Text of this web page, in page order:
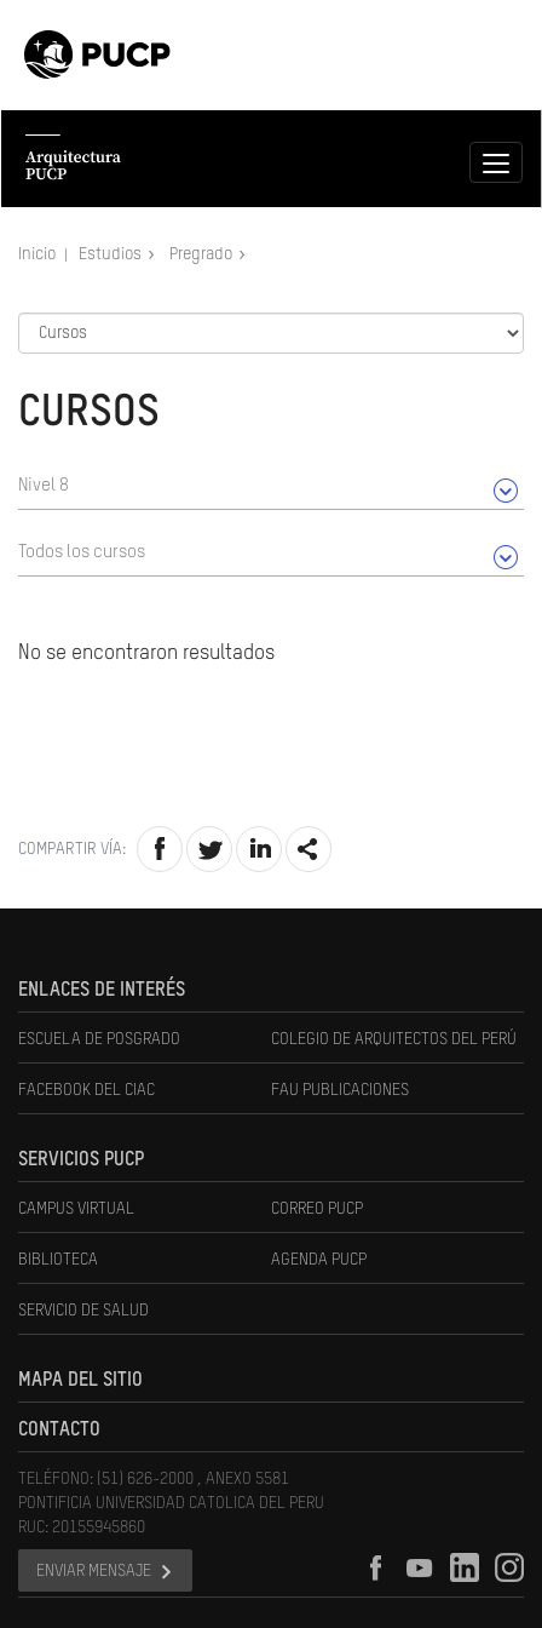
Inicio Estudios Pregrado
CURSOS
Nivel 8
Todos los cursos
No se encontraron resultados
COMPARTIR VÍA:
ENLACES DE INTERÉS
ESCUELA DE POSGRADO COLEGIO DE ARQUITECTOS DEL PERÚ
FACEBOOK DEL CIAC FAU PUBLICACIONES
SERVICIOS PUCP
CAMPUS VIRTUAL CORREO PUCP
BIBLIOTECA AGENDA PUCP
SERVICIO DE SALUD
MAPA DEL SITIO
CONTACTO
TELÉFONO: (51) 626-2000 , ANEXO 5581
PONTIFICIA UNIVERSIDAD CATOLICA DEL PERU
RUC: 20155945860
ENVIAR MENSAJE